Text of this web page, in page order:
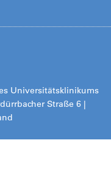
Universitätsklinikums
Straße 6 |